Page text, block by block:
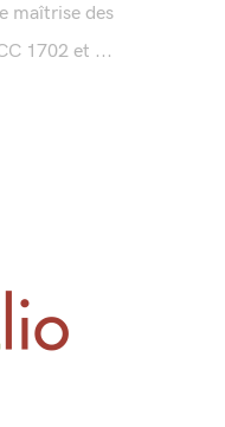
maîtrise des
1702 et ...